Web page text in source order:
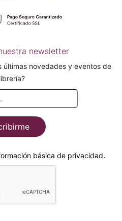
newsletter
últimas novedades y eventos de
básica de privacidad.